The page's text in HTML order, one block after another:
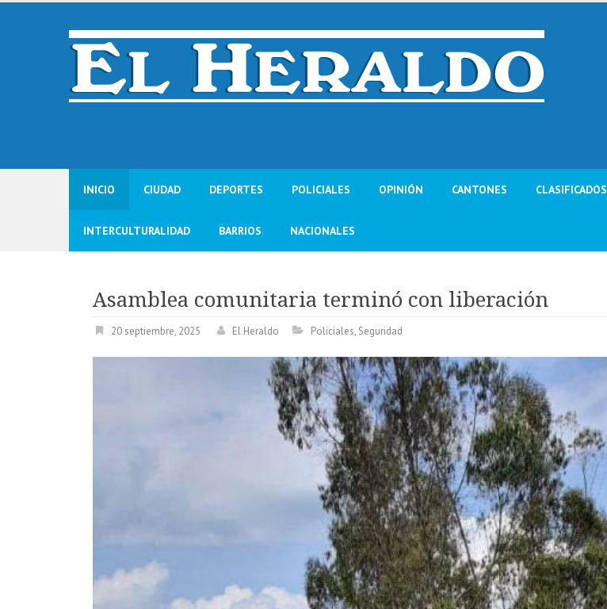
Skip
INICIO CIUDAD DEPORTES POLICIALES OPINIÓN CANTONES CLASIFICADOS
INTERCULTURALIDAD BARRIOS NACIONALES
Asamblea comunitaria terminó con liberación
20 septiembre, 2025 El Heraldo Policiales, Seguridad